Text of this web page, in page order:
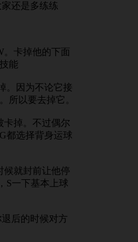
还是多练练
。卡掉他的下面
能
。因为不论它接
所以要去掉它。
卡掉。不过偶尔
都选择背身运球
候就封前让他停
S一下基本上球
后的时候对方